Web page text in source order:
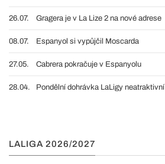
26.07. Gragera je v La Lize 2 na nové adrese
08.07. Espanyol si vypůjčil Moscarda
27.05. Cabrera pokračuje v Espanyolu
28.04. Pondělní dohrávka LaLigy neatraktivní
LALIGA 2026/2027